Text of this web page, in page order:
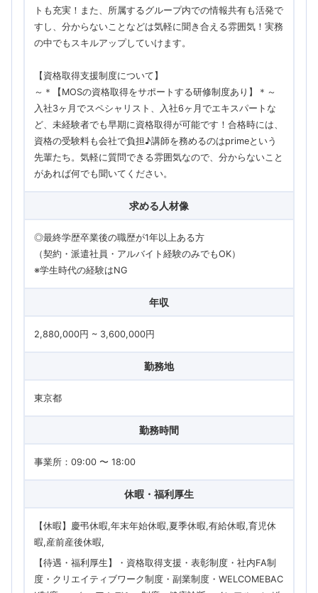
トも充実！また、所属するグループ内での情報共有も活発で
すし、分からないことなどは気軽に聞き合える雰囲気！実務
の中でもスキルアップしていけます。
【資格取得支援制度について】
～＊【MOSの資格取得をサポートする研修制度あり】＊～
入社3ヶ月でスペシャリスト、入社6ヶ月でエキスパートな
ど、未経験者でも早期に資格取得が可能です！合格時には、
資格の受験料も会社で負担♪講師を務めるのはprimeという
先輩たち。気軽に質問できる雰囲気なので、分からないこと
があれば何でも聞いてください。
求める人材像
◎最終学歴卒業後の職歴が1年以上ある方
（契約・派遣社員・アルバイト経験のみでもOK）
※学生時代の経験はNG
年収
2,880,000円 ~ 3,600,000円
勤務地
東京都
勤務時間
事業所：09:00 〜 18:00
休暇・福利厚生
【休暇】慶弔休暇,年末年始休暇,夏季休暇,有給休暇,育児休
暇,産前産後休暇
【待遇・福利厚生】・資格取得支援・表彰制度・社内FA制
度・クリエイティブワーク制度・副業制度・WELCOMEBAC